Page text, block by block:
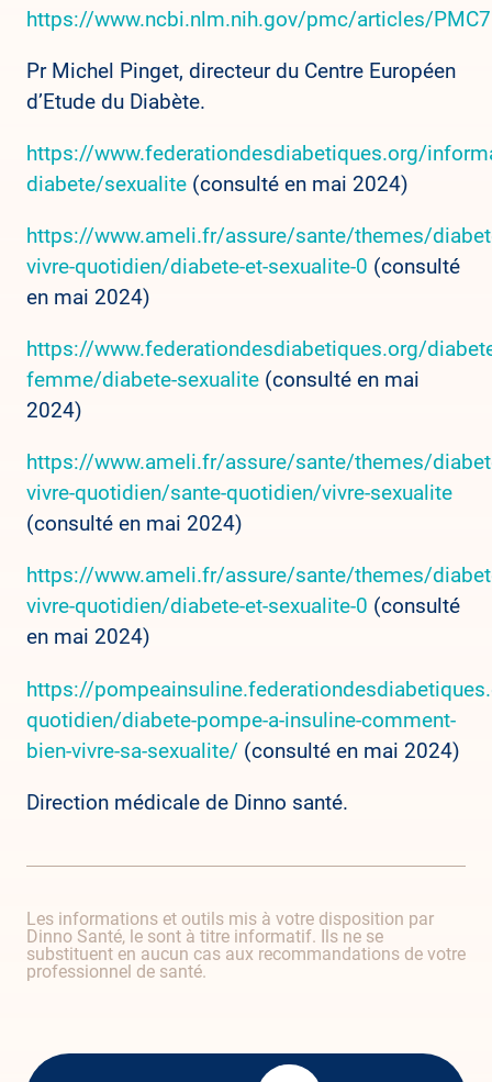
https://www.ncbi.nlm.nih.gov/pmc/articles/
Pr Michel Pinget, directeur du Centre Européen
d’Etude du Diabète.
https://www.federationdesdiabetiques.org/
diabete/sexualite(consulté en mai 2024)
https://www.ameli.fr/assure/sante/themes/
vivre-quotidien/diabete-et-sexualite-0 (consulté
en mai 2024)
https://www.federationdesdiabetiques.org/
femme/diabete-sexualite(consulté en mai
2024)
https://www.ameli.fr/assure/sante/themes/
vivre-quotidien/sante-quotidien/vivre-sexualite
(consulté en mai 2024)
https://www.ameli.fr/assure/sante/themes/
vivre-quotidien/diabete-et-sexualite-0 (consulté
en mai 2024)
https://
quotidien/diabete-pompe-a-insuline-comment-
bien-vivre-sa-sexualite/(consulté en mai 2024)
Direction médicale de Dinno santé.
Les informations et outils mis à votre disposition par
Dinno Santé, le sont à titre informatif. Ils ne se
substituent en aucun cas aux recommandations de votre
professionnel de santé.